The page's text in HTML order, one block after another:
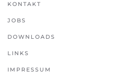
KONTAKT
JOBS
DOWNLOADS
LINKS
IMPRESSUM